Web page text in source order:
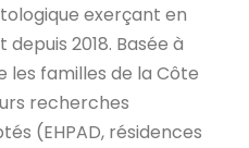
exerçant en
2018. Basée à
les familles de la Côte
recherches
(EHPAD, résidences